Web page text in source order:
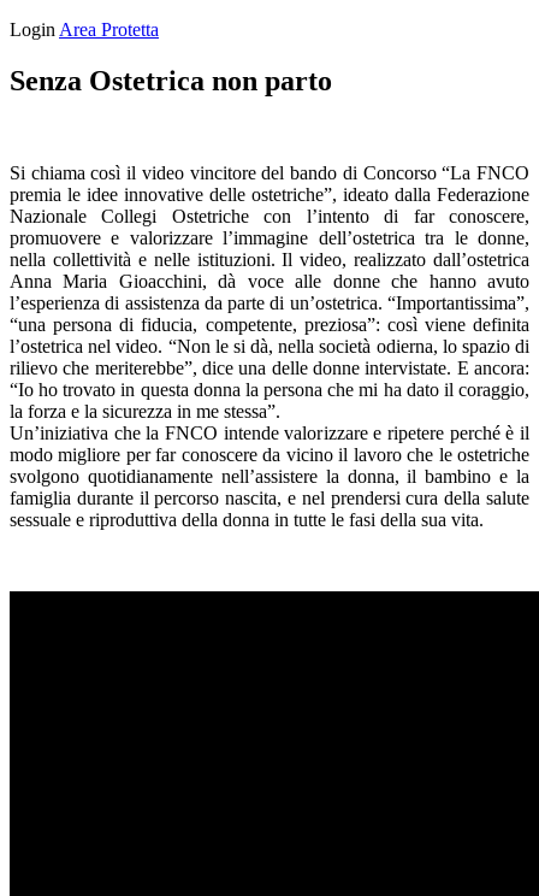
Login Area Protetta
Senza Ostetrica non parto
Si chiama così il video vincitore del bando di Concorso “La FNCO
premia le idee innovative delle ostetriche”, ideato dalla Federazione
Nazionale Collegi Ostetriche con l’intento di far conoscere,
promuovere e valorizzare l’immagine dell’ostetrica tra le donne,
nella collettività e nelle istituzioni. Il video, realizzato dall’ostetrica
Anna Maria Gioacchini, dà voce alle donne che hanno avuto
l’esperienza di assistenza da parte di un’ostetrica. “Importantissima”,
“una persona di fiducia, competente, preziosa”: così viene definita
l’ostetrica nel video. “Non le si dà, nella società odierna, lo spazio di
rilievo che meriterebbe”, dice una delle donne intervistate. E ancora:
“Io ho trovato in questa donna la persona che mi ha dato il coraggio,
la forza e la sicurezza in me stessa”.
Un’iniziativa che la FNCO intende valorizzare e ripetere perché è il
modo migliore per far conoscere da vicino il lavoro che le ostetriche
svolgono quotidianamente nell’assistere la donna, il bambino e la
famiglia durante il percorso nascita, e nel prendersi cura della salute
sessuale e riproduttiva della donna in tutte le fasi della sua vita.